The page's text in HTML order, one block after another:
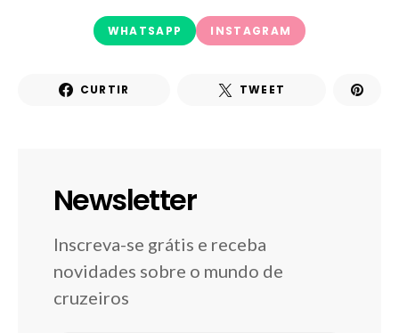
WHATSAPP INSTAGRAM
CURTIR TWEET
Newsletter
Inscreva-se grátis e receba
novidades sobre o mundo de
cruzeiros